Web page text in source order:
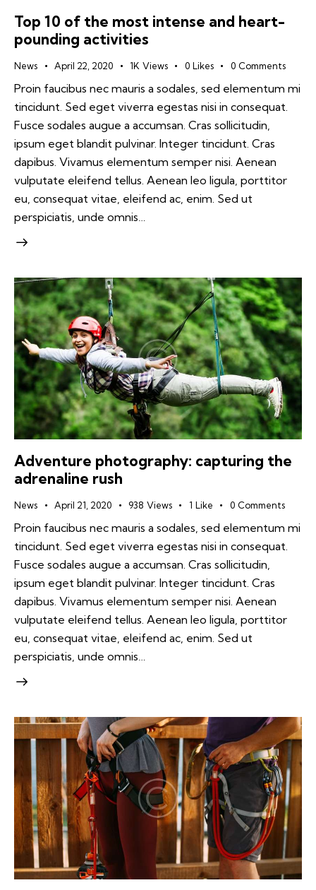
Top 10 of the most intense and heart-
pounding activities
News April 22, 2020 1K Views 0 Likes 0 Comments
Proin faucibus nec mauris a sodales, sed elementum mi
tincidunt. Sed eget viverra egestas nisi in consequat.
Fusce sodales augue a accumsan. Cras sollicitudin,
ipsum eget blandit pulvinar. Integer tincidunt. Cras
dapibus. Vivamus elementum semper nisi. Aenean
vulputate eleifend tellus. Aenean leo ligula, porttitor
eu, consequat vitae, eleifend ac, enim. Sed ut
perspiciatis, unde omnis…
Adventure photography: capturing the
adrenaline rush
News April 21, 2020 938 Views 1 Like 0 Comments
Proin faucibus nec mauris a sodales, sed elementum mi
tincidunt. Sed eget viverra egestas nisi in consequat.
Fusce sodales augue a accumsan. Cras sollicitudin,
ipsum eget blandit pulvinar. Integer tincidunt. Cras
dapibus. Vivamus elementum semper nisi. Aenean
vulputate eleifend tellus. Aenean leo ligula, porttitor
eu, consequat vitae, eleifend ac, enim. Sed ut
perspiciatis, unde omnis…